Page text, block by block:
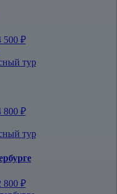
500 ₽
тур
800 ₽
тур
800 ₽